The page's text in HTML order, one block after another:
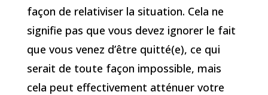
façon de relativiser la situation. Cela ne
signifie pas que vous devez ignorer le fait
que vous venez d’être quitté(e), ce qui
serait de toute façon impossible, mais
cela peut effectivement atténuer votre